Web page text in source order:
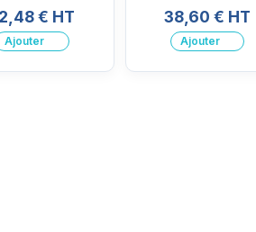
€ HT
Ajouter
38,60 € HT
Ajouter